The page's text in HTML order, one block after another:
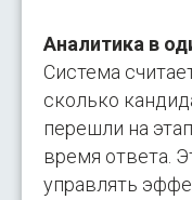
Аналитика в
Система
сколько
перешли на
время ответа.
управлять